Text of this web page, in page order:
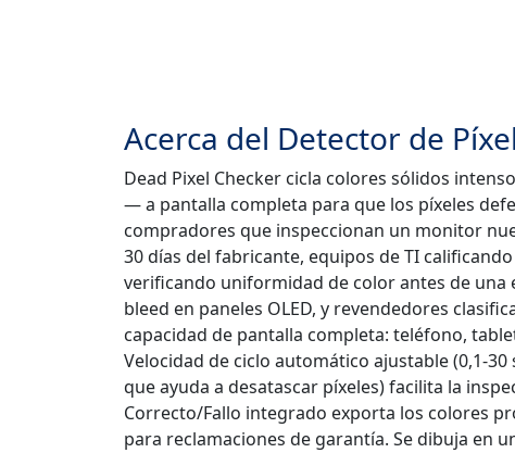
Acerca del Detector de
Dead Pixel Checker cicla colores sólidos
— a pantalla completa para que los píxeles
compradores que inspeccionan un monitor
30 días del fabricante, equipos de TI
verificando uniformidad de color antes de
bleed en paneles OLED, y revendedores
capacidad de pantalla completa: teléfono,
Velocidad de ciclo automático ajustable (0,1-
que ayuda a desatascar píxeles) facilita la
Correcto/Fallo integrado exporta los colores
para reclamaciones de garantía. Se dibuja en